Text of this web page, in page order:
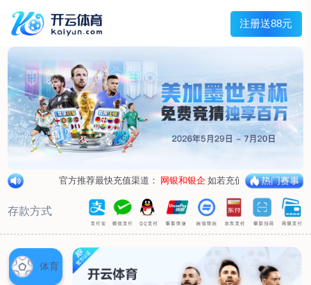
Menu
网站首页
关于我们
产品中心
荣誉资质
厂区设备
人才招聘
新闻中心
销售网点